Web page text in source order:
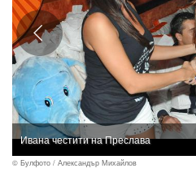
Ивана честити на Преслава
© Булфото / Александър Михайлов